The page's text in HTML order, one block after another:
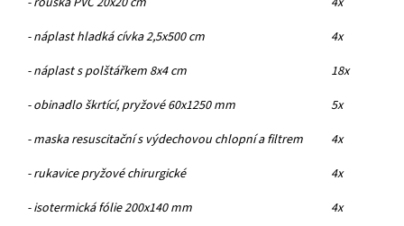
- náplast hladká cívka 2,5x500 cm
4x
- náplast s polštářkem 8x4 cm
18x
- obinadlo škrtící, pryžové 60x1250 mm
5x
- maska resuscitační s výdechovou chlopní a filtrem
4x
- rukavice pryžové chirurgické
4x
- isotermická fólie 200x140 mm
4x